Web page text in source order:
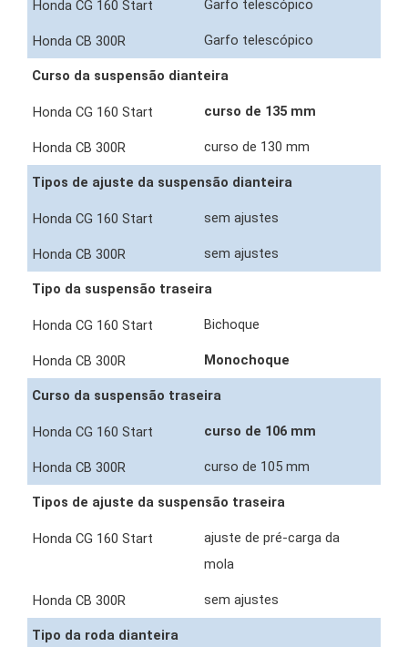
Garfo telescópico
Garfo telescópico
Curso da suspensão dianteira
curso de 135 mm
curso de 130 mm
Tipos de ajuste da suspensão dianteira
sem ajustes
sem ajustes
Tipo da suspensão traseira
Bichoque
Monochoque
Curso da suspensão traseira
curso de 106 mm
curso de 105 mm
Tipos de ajuste da suspensão traseira
ajuste de pré-carga da
mola
sem ajustes
Tipo da roda dianteira